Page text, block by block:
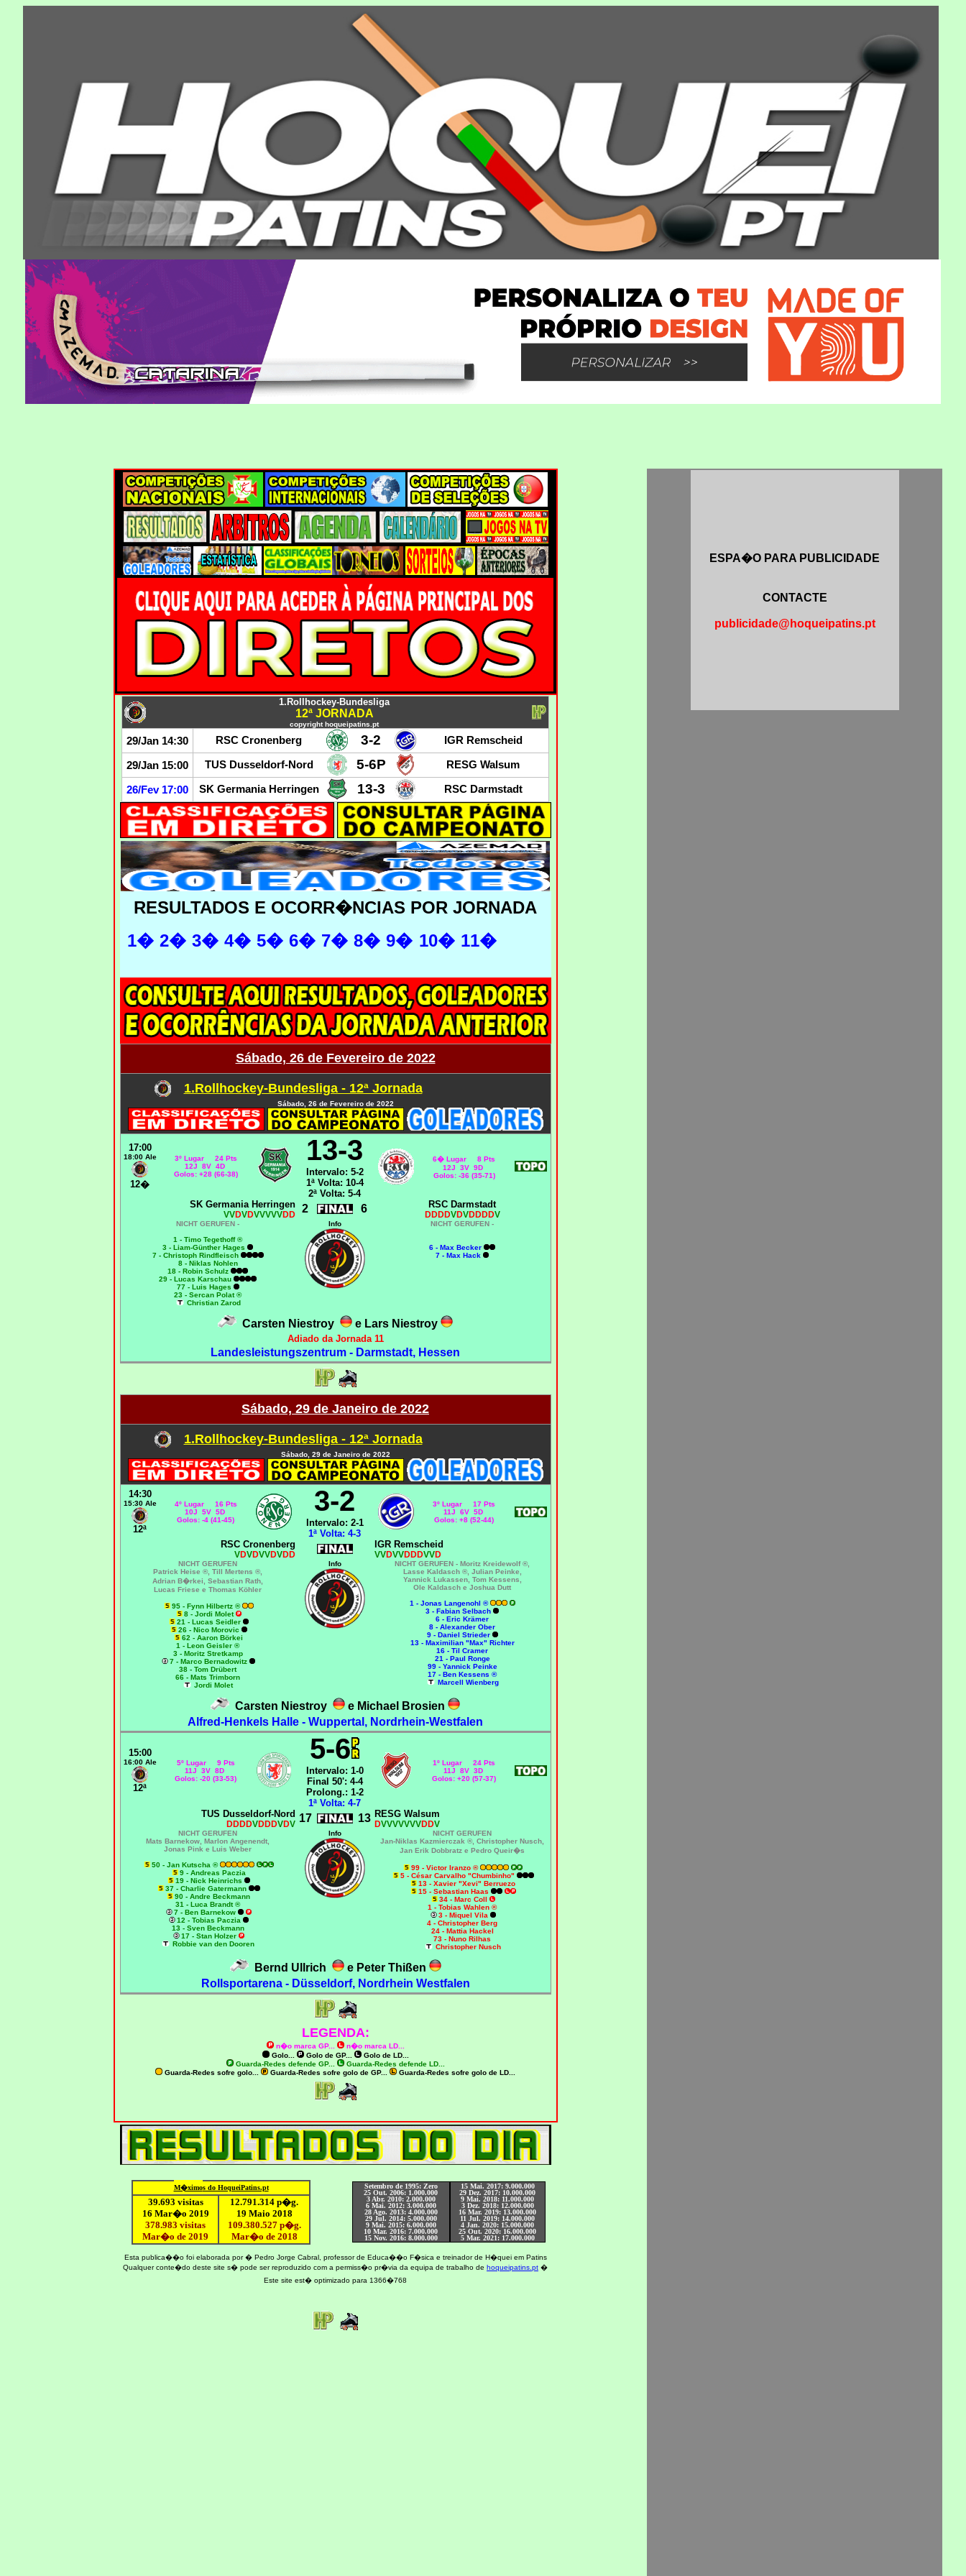
1.Rollhockey-Bundesliga
12ª JORNADA
copyright hoqueipatins.pt
29/Jan 14:30 RSC Cronenberg 3-2 IGR Remscheid
29/Jan 15:00 TUS Dusseldorf-Nord 5-6P RESG Walsum
26/Fev 17:00 SK Germania Herringen 13-3 RSC Darmstadt
RESULTADOS E OCORR�NCIAS POR JORNADA
1� 2� 3� 4� 5� 6� 7� 8� 9� 10� 11�
Sábado, 26 de Fevereiro de 2022
1.Rollhockey-Bundesliga - 12ª Jornada
Sábado, 26 de Fevereiro de 2022
17:00
18:00 Ale
12�
3º Lugar 24 Pts
12J 8V 4D
Golos: +28 (66-38)
13-3
Intervalo: 5-2
1ª Volta: 10-4
2ª Volta: 5-4
6� Lugar 8 Pts
12J 3V 9D
Golos: -36 (35-71)
SK Germania Herringen
VVDVDVVVVVDD 2 6 RSC Darmstadt
DDDDVDVDDDDV
NICHT GERUFEN -
1 - Timo Tegethoff ®
3 - Liam-Günther Hages
7 - Christoph Rindfleisch
8 - Niklas Nohlen
18 - Robin Schulz
29 - Lucas Karschau
77 - Luis Hages
23 - Sercan Polat ®
Christian Zarod
Info NICHT GERUFEN -
6 - Max Becker
7 - Max Hack
Carsten Niestroy e Lars Niestroy
Adiado da Jornada 11
Landesleistungszentrum - Darmstadt, Hessen
Sábado, 29 de Janeiro de 2022
1.Rollhockey-Bundesliga - 12ª Jornada
Sábado, 29 de Janeiro de 2022
14:30
15:30 Ale
12ª
4º Lugar 16 Pts
10J 5V 5D
Golos: -4 (41-45)
3-2
Intervalo: 2-1
1ª Volta: 4-3
3º Lugar 17 Pts
11J 6V 5D
Golos: +8 (52-44)
RSC Cronenberg
VDVDVVDVDD
IGR Remscheid
VVDVVDDDVVD
NICHT GERUFEN
Patrick Heise ®, Till Mertens ®,
Adrian B�rkei, Sebastian Rath,
Lucas Friese e Thomas Köhler
95 - Fynn Hilbertz ®
8 - Jordi Molet
21 - Lucas Seidler
26 - Nico Morovic
62 - Aaron Börkei
1 - Leon Geisler ®
3 - Moritz Stretkamp
7 - Marco Bernadowitz
38 - Tom Drübert
66 - Mats Trimborn
Jordi Molet
Info NICHT GERUFEN - Moritz Kreidewolf ®,
Lasse Kaldasch ®, Julian Peinke,
Yannick Lukassen, Tom Kessens,
Ole Kaldasch e Joshua Dutt
1 - Jonas Langenohl ®
3 - Fabian Selbach
6 - Eric Krämer
8 - Alexander Ober
9 - Daniel Strieder
13 - Maximilian "Max" Richter
16 - Til Cramer
21 - Paul Ronge
99 - Yannick Peinke
17 - Ben Kessens ®
Marcell Wienberg
Carsten Niestroy
e Michael Brosien
Alfred-Henkels Halle - Wuppertal, Nordrhein-Westfalen
15:00
16:00 Ale
12ª
5º Lugar 9 Pts
11J 3V 8D
Golos: -20 (33-53)
5-6
Intervalo: 1-0
Final 50': 4-4
Prolong.: 1-2
1ª Volta: 4-7
1º Lugar 24 Pts
11J 8V 3D
Golos: +20 (57-37)
TUS Dusseldorf-Nord
DDDDVDDDVDV 17 13 RESG Walsum
DVVVVVVVDDV
NICHT GERUFEN
Mats Barnekow, Marlon Angenendt,
Jonas Pink e Luis Weber
50 - Jan Kutscha ®
9 - Andreas Paczia
19 - Nick Heinrichs
37 - Charlie Gatermann
90 - Andre Beckmann
31 - Luca Brandt ®
7 - Ben Barnekow
12 - Tobias Paczia
13 - Sven Beckmann
17 - Stan Holzer
Robbie van den Dooren
Info
NICHT GERUFEN
Jan-Niklas Kazmierczak ®, Christopher Nusch,
Jan Erik Dobbratz e Pedro Queir�s
99 - Victor Iranzo ®
5 - César Carvalho "Chumbinho"
13 - Xavier "Xevi" Berruezo
15 - Sebastian Haas
34 - Marc Coll
1 - Tobias Wahlen ®
3 - Miquel Vila
4 - Christopher Berg
24 - Mattia Hackel
73 - Nuno Rilhas
Christopher Nusch
Bernd Ullrich
e Peter Thißen
Rollsportarena - Düsseldorf, Nordrhein Westfalen
LEGENDA:
n�o marca GP... n�o marca LD...
Golo...
Golo deGP... Golo de LD...
Guarda-Redes defende GP...
Guarda-Redes defende LD...
Guarda-Redes sofre golo...
Guarda-Redes sofre golo de GP... Guarda-Redes sofre golo de LD
M�ximos do HoqueiPatins.pt
39.693 visitas
16 Mar�o 2019
378.983 visitas
Mar�o de 2019
12.791.314 p�g.
19 Maio 2018
109.380.527p�g.
Mar�o de 2018
Setembro de 1995: Zero
25 Out. 2006: 1.000.000
3 Abr. 2010: 2.000.000
6 Mai. 2012: 3.000.000
28 Ago. 2013: 4.000.000
29 Jul. 2014: 5.000.000
9 Mai. 2015: 6.000.000
10 Mar. 2016: 7.000.000
15 Nov. 2016: 8.000.000
15 Mai. 2017: 9.000.000
29 Dez. 2017: 10.000.000
9 Mai. 2018: 11.000.000
3 Dez. 2018: 12.000.000
16 Mar. 2019: 13.000.000
11 Jul. 2019: 14.000.000
4 Jan. 2020: 15.000.000
25 Out. 2020: 16.000.000
5 Mar. 2021: 17.000.000
Esta publica��o foi elaborada por � Pedro Jorge Cabral, professor de Educa��o F�sica e treinador de H�quei em Patins
Qualquer conte�do deste site s� pode ser reproduzido com a permiss�o pr�via da equipa de trabalho de hoqueipatins.pt �
Este site est� optimizado para 1366�768
ESPA�O PARA PUBLICIDADE
CONTACTE
publicidade@hoqueipatins.pt